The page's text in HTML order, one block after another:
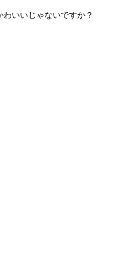
いいじゃないですか？